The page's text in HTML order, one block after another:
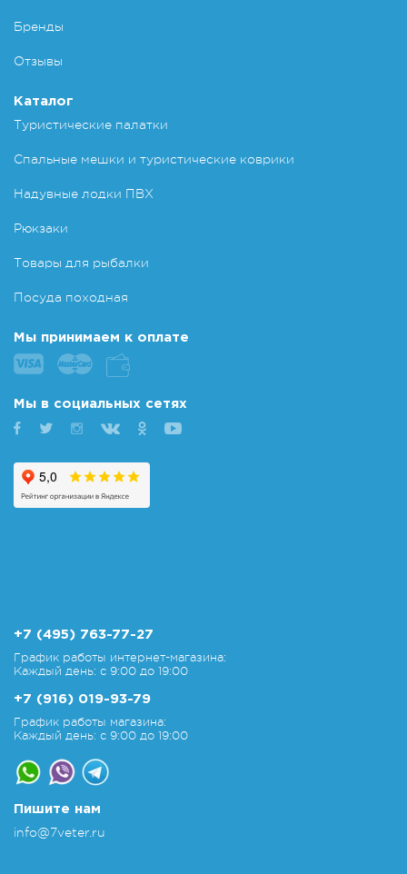
Бренды
Отзывы
Каталог
Туристические палатки
Спальные мешки и туристические коврики
Надувные лодки ПВХ
Рюкзаки
Товары для рыбалки
Посуда походная
Мы принимаем к оплате
Мы в социальных сетях
+7 (495) 763-77-27
График работы интернет-магазина:
Каждый день: с 9:00 до 19:00
+7 (916) 019-93-79
График работы магазина:
Каждый день: с 9:00 до 19:00
Пишите нам
info@7veter.ru